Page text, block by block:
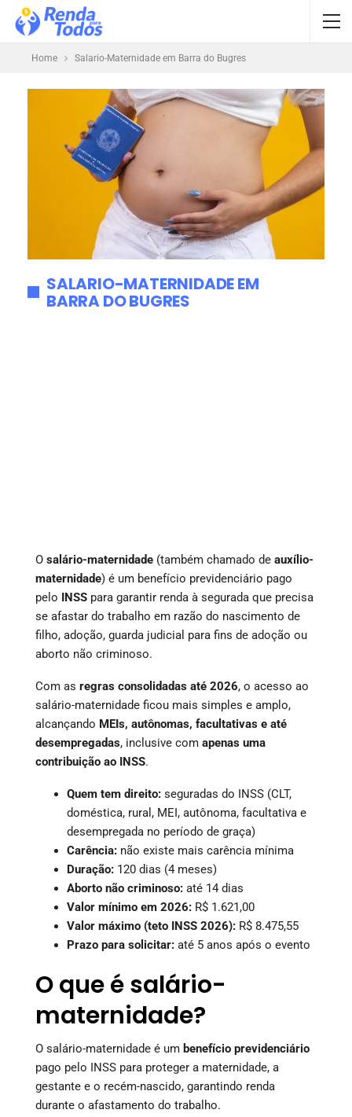
Home Salario-Maternidade em Barra do Bugres
SALARIO-MATERNIDADE EM
BARRA DO BUGRES
O salário-maternidade (também chamado de auxílio-
maternidade) é um benefício previdenciário pago
pelo INSS para garantir renda à segurada que precisa
se afastar do trabalho em razão do nascimento de
filho, adoção, guarda judicial para fins de adoção ou
aborto não criminoso.
Com as regras consolidadas até 2026, o acesso ao
salário-maternidade ficou mais simples e amplo,
alcançando MEIs, autônomas, facultativas e até
desempregadas, inclusive com apenas uma
contribuição ao INSS.
Quem tem direito: seguradas do INSS (CLT,
doméstica, rural, MEI, autônoma, facultativa e
desempregada no período de graça)
Carência: não existe mais carência mínima
Duração: 120 dias (4 meses)
Aborto não criminoso: até 14 dias
Valor mínimo em 2026: R$ 1.621,00
Valor máximo (teto INSS 2026): R$ 8.475,55
Prazo para solicitar: até 5 anos após o evento
O que é salário-
maternidade?
O salário-maternidade é um benefício previdenciário
pago pelo INSS para proteger a maternidade, a
gestante e o recém-nascido, garantindo renda
durante o afastamento do trabalho.